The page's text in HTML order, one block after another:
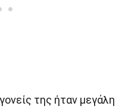
της ήταν μεγάλη